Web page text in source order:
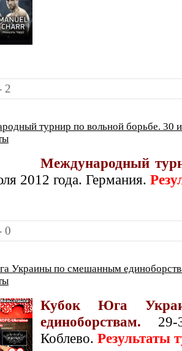
2
турнир по вольной борьбе. 30
Международный
2012 года. Германия.
0
Украины по смешанным
Кубок Юга
единоборствам.
Коблево. Результаты